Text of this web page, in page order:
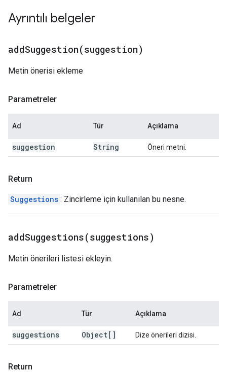
Ayrıntılı belgeler
addSuggestion(suggestion)
Metin önerisi ekleme
Parametreler
Ad Tür Açıklama
suggestion String Öneri metni.
Return
Suggestions : Zincirleme için kullanılan bu nesne.
addSuggestions(suggestions)
Metin önerileri listesi ekleyin.
Parametreler
Ad Tür Açıklama
suggestions Object[] Dize önerileri dizisi.
Return